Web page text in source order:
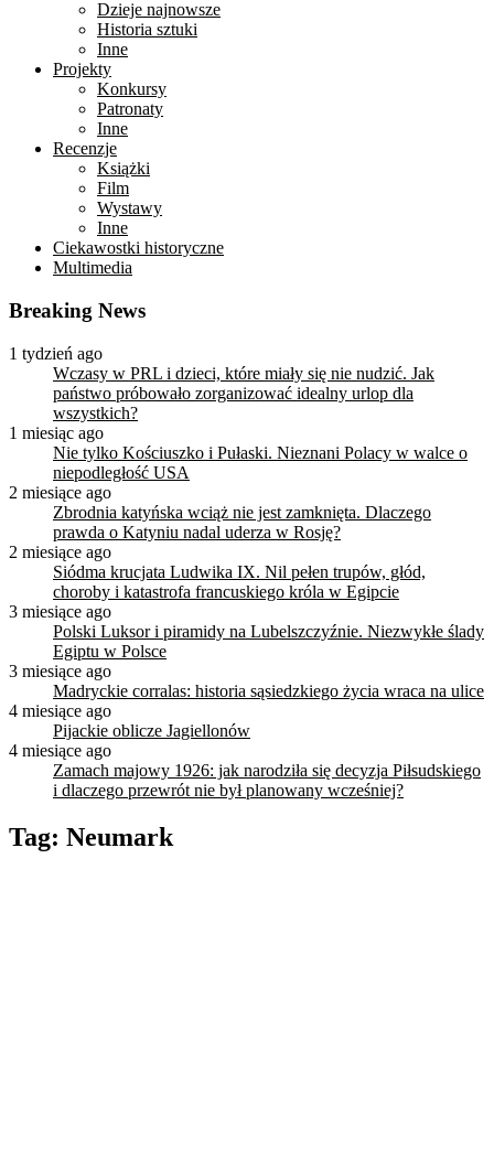
Dzieje najnowsze
Historia sztuki
Inne
Projekty
Konkursy
Patronaty
Inne
Recenzje
Książki
Film
Wystawy
Inne
Ciekawostki historyczne
Multimedia
Breaking News
1 tydzień ago
Wczasy w PRL i dzieci, które miały się nie nudzić. Jak
państwo próbowało zorganizować idealny urlop dla
wszystkich?
1 miesiąc ago
Nie tylko Kościuszko i Pułaski. Nieznani Polacy w walce o
niepodległość USA
2 miesiące ago
Zbrodnia katyńska wciąż nie jest zamknięta. Dlaczego
prawda o Katyniu nadal uderza w Rosję?
2 miesiące ago
Siódma krucjata Ludwika IX. Nil pełen trupów, głód,
choroby i katastrofa francuskiego króla w Egipcie
3 miesiące ago
Polski Luksor i piramidy na Lubelszczyźnie. Niezwykłe ślady
Egiptu w Polsce
3 miesiące ago
Madryckie corralas: historia sąsiedzkiego życia wraca na ulice
4 miesiące ago
Pijackie oblicze Jagiellonów
4 miesiące ago
Zamach majowy 1926: jak narodziła się decyzja Piłsudskiego
i dlaczego przewrót nie był planowany wcześniej?
Tag: Neumark